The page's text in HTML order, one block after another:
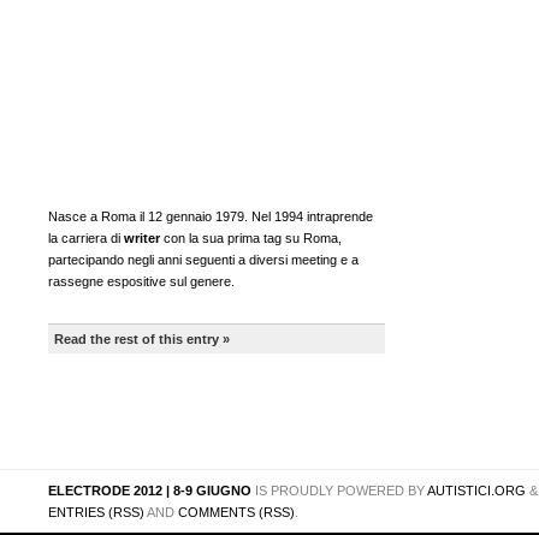
Nasce a Roma il 12 gennaio 1979. Nel 1994 intraprende
la carriera di writercon la sua prima tag su Roma,
partecipando negli anni seguenti a diversi meeting e a
rassegne espositive sul genere.
Read the rest of this entry »
ELECTRODE 2012 | 8-9 GIUGNO IS PROUDLY POWERED BYAUTISTICI.ORG
ENTRIES (RSS) AND COMMENTS (RSS)